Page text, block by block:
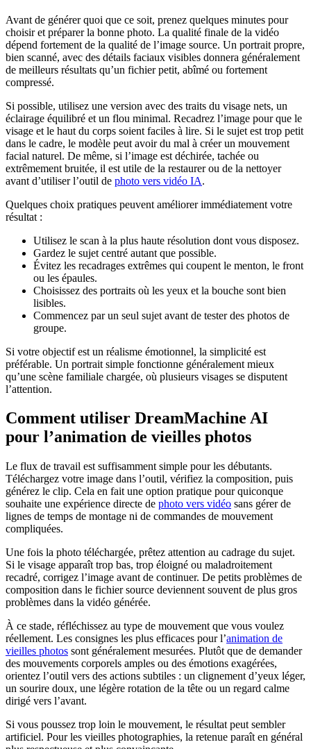
Avant de générer quoi que ce soit, prenez quelques minutes pour
choisir et préparer la bonne photo. La qualité finale de la vidéo
dépend fortement de la qualité de l’image source. Un portrait propre,
bien scanné, avec des détails faciaux visibles donnera généralement
de meilleurs résultats qu’un fichier petit, abîmé ou fortement
compressé.
Si possible, utilisez une version avec des traits du visage nets, un
éclairage équilibré et un flou minimal. Recadrez l’image pour que le
visage et le haut du corps soient faciles à lire. Si le sujet est trop petit
dans le cadre, le modèle peut avoir du mal à créer un mouvement
facial naturel. De même, si l’image est déchirée, tachée ou
extrêmement bruitée, il est utile de la restaurer ou de la nettoyer
avant d’utiliser l’outil de photo vers vidéo IA.
Quelques choix pratiques peuvent améliorer immédiatement votre
résultat :
Utilisez le scan à la plus haute résolution dont vous disposez.
Gardez le sujet centré autant que possible.
Évitez les recadrages extrêmes qui coupent le menton, le front
ou les épaules.
Choisissez des portraits où les yeux et la bouche sont bien
lisibles.
Commencez par un seul sujet avant de tester des photos de
groupe.
Si votre objectif est un réalisme émotionnel, la simplicité est
préférable. Un portrait simple fonctionne généralement mieux
qu’une scène familiale chargée, où plusieurs visages se disputent
l’attention.
Comment utiliser DreamMachine AI
pour l’animation de vieilles photos
Le flux de travail est suffisamment simple pour les débutants.
Téléchargez votre image dans l’outil, vérifiez la composition, puis
générez le clip. Cela en fait une option pratique pour quiconque
souhaite une expérience directe de photo vers vidéo sans gérer de
lignes de temps de montage ni de commandes de mouvement
compliquées.
Une fois la photo téléchargée, prêtez attention au cadrage du sujet.
Si le visage apparaît trop bas, trop éloigné ou maladroitement
recadré, corrigez l’image avant de continuer. De petits problèmes de
composition dans le fichier source deviennent souvent de plus gros
problèmes dans la vidéo générée.
À ce stade, réfléchissez au type de mouvement que vous voulez
réellement. Les consignes les plus efficaces pour l’animation de
vieilles photos sont généralement mesurées. Plutôt que de demander
des mouvements corporels amples ou des émotions exagérées,
orientez l’outil vers des actions subtiles : un clignement d’yeux léger,
un sourire doux, une légère rotation de la tête ou un regard calme
dirigé vers l’avant.
Si vous poussez trop loin le mouvement, le résultat peut sembler
artificiel. Pour les vieilles photographies, la retenue paraît en général